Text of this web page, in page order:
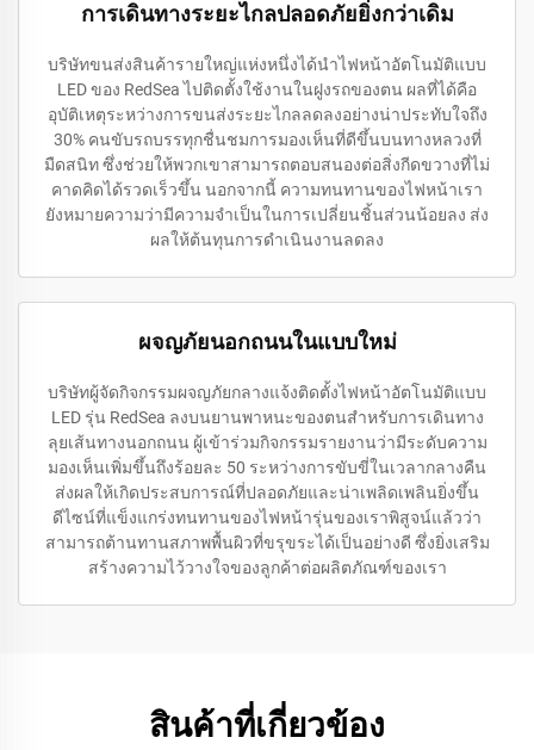
การเดินทางระยะไกลปลอดภัยยิ่งกว่าเดิม
บริษัทขนส่งสินค้ารายใหญ่แห่งหนึ่งได้นำไฟหน้าอัตโนมัติแบบ
LED ของ RedSea ไปติดตั้งใช้งานในฝูงรถของตน ผลที่ได้คือ
อุบัติเหตุระหว่างการขนส่งระยะไกลลดลงอย่างน่าประทับใจถึง
30% คนขับรถบรรทุกชื่นชมการมองเห็นที่ดีขึ้นบนทางหลวงที่
มืดสนิท ซึ่งช่วยให้พวกเขาสามารถตอบสนองต่อสิ่งกีดขวางที่ไม่
คาดคิดได้รวดเร็วขึ้น นอกจากนี้ ความทนทานของไฟหน้าเรา
ยังหมายความว่ามีความจำเป็นในการเปลี่ยนชิ้นส่วนน้อยลง ส่ง
ผลให้ต้นทุนการดำเนินงานลดลง
ผจญภัยนอกถนนในแบบใหม่
บริษัทผู้จัดกิจกรรมผจญภัยกลางแจ้งติดตั้งไฟหน้าอัตโนมัติแบบ
LED รุ่น RedSea ลงบนยานพาหนะของตนสำหรับการเดินทาง
ลุยเส้นทางนอกถนน ผู้เข้าร่วมกิจกรรมรายงานว่ามีระดับความ
มองเห็นเพิ่มขึ้นถึงร้อยละ 50 ระหว่างการขับขี่ในเวลากลางคืน
ส่งผลให้เกิดประสบการณ์ที่ปลอดภัยและน่าเพลิดเพลินยิ่งขึ้น
ดีไซน์ที่แข็งแกร่งทนทานของไฟหน้ารุ่นของเราพิสูจน์แล้วว่า
สามารถต้านทานสภาพพื้นผิวที่ขรุขระได้เป็นอย่างดี ซึ่งยิ่งเสริม
สร้างความไว้วางใจของลูกค้าต่อผลิตภัณฑ์ของเรา
สินค้าที่เกี่ยวข้อง